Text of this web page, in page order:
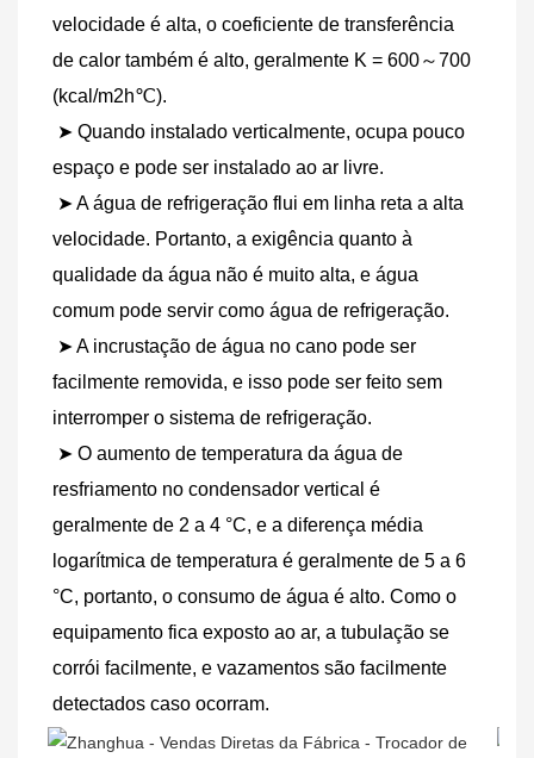
velocidade é alta, o coeficiente de transferência
de calor também é alto, geralmente K = 600～700
(kcal/m2h℃).
espaço e pode ser instalado ao ar livre.
velocidade. Portanto, a exigência quanto à
qualidade da água não é muito alta, e água
comum pode servir como água de refrigeração.
facilmente removida, e isso pode ser feito sem
interromper o sistema de refrigeração.
resfriamento no condensador vertical é
geralmente de 2 a 4 °C, e a diferença média
logarítmica de temperatura é geralmente de 5 a 6
°C, portanto, o consumo de água é alto. Como o
equipamento fica exposto ao ar, a tubulação se
corrói facilmente, e vazamentos são facilmente
detectados caso ocorram.